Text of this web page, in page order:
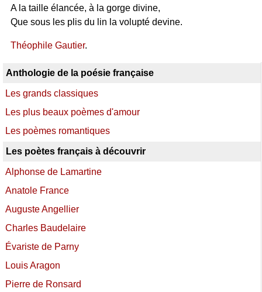
A la taille élancée, à la gorge divine,
Que sous les plis du lin la volupté devine.
Théophile Gautier.
Anthologie de la poésie française
Les grands classiques
Les plus beaux poèmes d'amour
Les poèmes romantiques
Les poètes français à découvrir
Alphonse de Lamartine
Anatole France
Auguste Angellier
Charles Baudelaire
Évariste de Parny
Louis Aragon
Pierre de Ronsard